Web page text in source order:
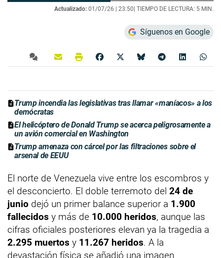
Actualizado: 01/07/26 | 23:50| TIEMPO DE LECTURA: 5 MIN.
Síguenos en Google
Trump incendia las legislativas tras llamar «maníacos» a los
demócratas
El helicóptero de Donald Trump se acerca peligrosamente a
un avión comercial en Washington
Trump amenaza con cárcel por las filtraciones sobre el
arsenal de EEUU
El norte de Venezuela vive entre los escombros y
el desconcierto. El doble terremoto del 24 de
junio dejó un primer balance superior a 1.900
fallecidos y más de 10.000 heridos, aunque las
cifras oficiales posteriores elevan ya la tragedia a
2.295 muertos y 11.267 heridos. A la
devastación física se añadió una imagen